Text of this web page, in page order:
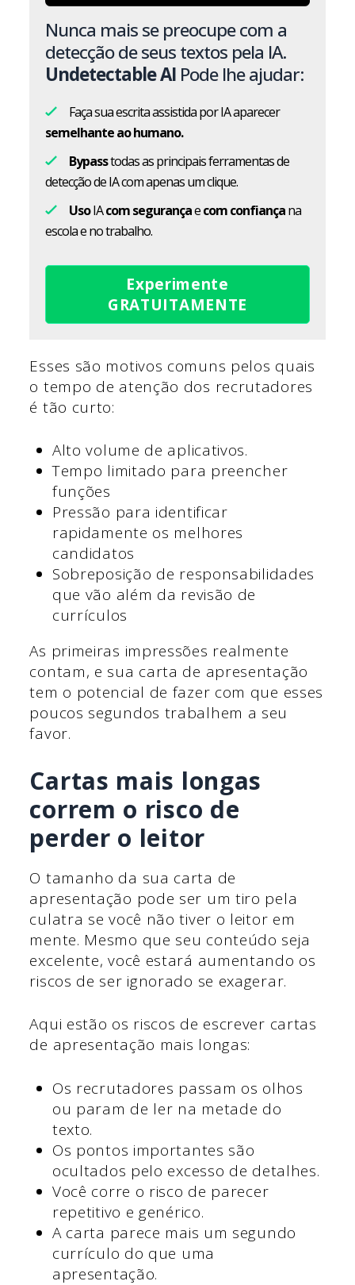
Nunca mais se preocupe com a
detecção de seus textos pela IA.
Undetectable AI Pode lhe ajudar:
Faça sua escrita assistida por IA aparecer
semelhante ao humano.
Bypasstodas as principais ferramentas de
detecção de IA com apenas um clique.
UsoIAcom segurançaecom confiançana
escola e no trabalho.
Experimente
GRATUITAMENTE
Esses são motivos comuns pelos quais
o tempo de atenção dos recrutadores
é tão curto:
Alto volume de aplicativos.
Tempo limitado para preencher
funções
Pressão para identificar
rapidamente os melhores
candidatos
Sobreposição de responsabilidades
que vão além da revisão de
currículos
As primeiras impressões realmente
contam, e sua carta de apresentação
tem o potencial de fazer com que esses
poucos segundos trabalhem a seu
favor.
Cartas mais longas
correm o risco de
perder o leitor
O tamanho da sua carta de
apresentação pode ser um tiro pela
culatra se você não tiver o leitor em
mente. Mesmo que seu conteúdo seja
excelente, você estará aumentando os
riscos de ser ignorado se exagerar.
Aqui estão os riscos de escrever cartas
de apresentação mais longas:
Os recrutadores passam os olhos
ou param de ler na metade do
texto.
Os pontos importantes são
ocultados pelo excesso de detalhes.
Você corre o risco de parecer
repetitivo e genérico.
A carta parece mais um segundo
currículo do que uma
apresentação.